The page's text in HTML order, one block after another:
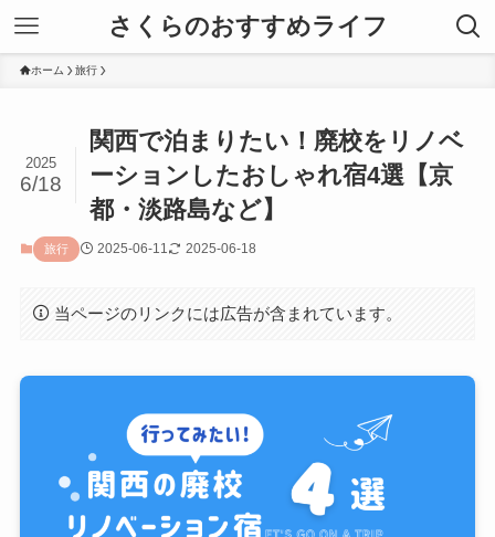
さくらのおすすめライフ
ホーム 旅行
関西で泊まりたい！廃校をリノベ
ーションしたおしゃれ宿4選【京
都・淡路島など】
2025
6/18
旅行 2025-06-11 2025-06-18
当ページのリンクには広告が含まれています。